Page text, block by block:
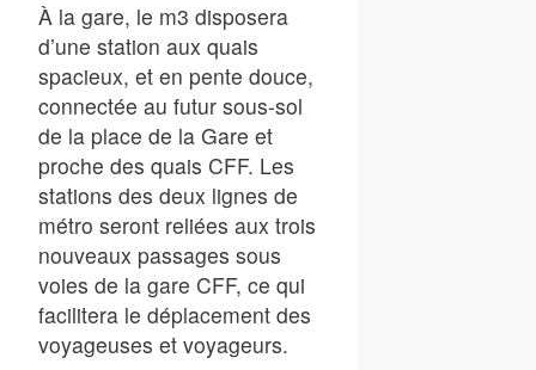
À la gare, le m3 disposera
d’une station aux quais
spacieux, et en pente douce,
connectée au futur sous-sol
de la place de la Gare et
proche des quais CFF. Les
stations des deux lignes de
métro seront reliées aux trois
nouveaux passages sous
voies de la gare CFF, ce qui
facilitera le déplacement des
voyageuses et voyageurs.